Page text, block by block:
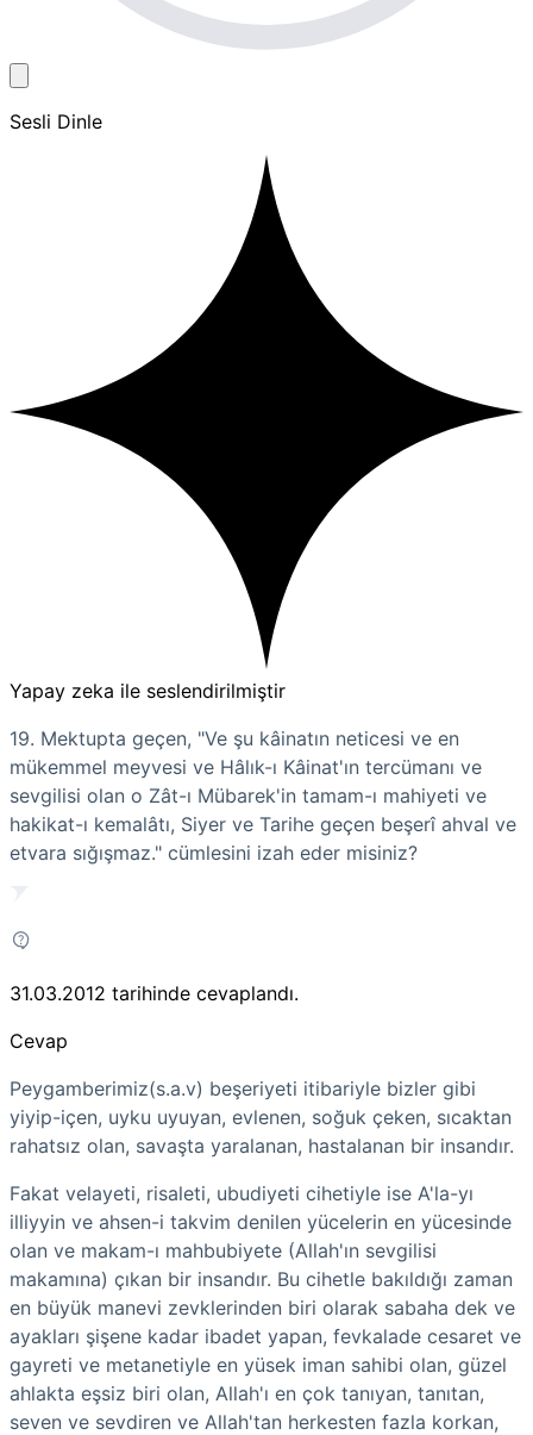
Sesli Dinle
Yapay zeka ile seslendirilmiştir
19. Mektupta geçen, "Ve şu kâinatın neticesi ve en
mükemmel meyvesi ve Hâlık-ı Kâinat'ın tercümanı ve
sevgilisi olan o Zât-ı Mübarek'in tamam-ı mahiyeti ve
hakikat-ı kemalâtı, Siyer ve Tarihe geçen beşerî ahval ve
etvara sığışmaz." cümlesini izah eder misiniz?
31.03.2012 tarihinde cevaplandı.
Cevap
Peygamberimiz(s.a.v) beşeriyeti itibariyle bizler gibi
yiyip-içen, uyku uyuyan, evlenen, soğuk çeken, sıcaktan
rahatsız olan, savaşta yaralanan, hastalanan bir insandır.
Fakat velayeti, risaleti, ubudiyeti cihetiyle ise A'la-yı
illiyyin ve ahsen-i takvim denilen yücelerin en yücesinde
olan ve makam-ı mahbubiyete (Allah'ın sevgilisi
makamına) çıkan bir insandır. Bu cihetle bakıldığı zaman
en büyük manevi zevklerinden biri olarak sabaha dek ve
ayakları şişene kadar ibadet yapan, fevkalade cesaret ve
gayreti ve metanetiyle en yüsek iman sahibi olan, güzel
ahlakta eşsiz biri olan, Allah'ı en çok tanıyan, tanıtan,
seven ve sevdiren ve Allah'tan herkesten fazla korkan,